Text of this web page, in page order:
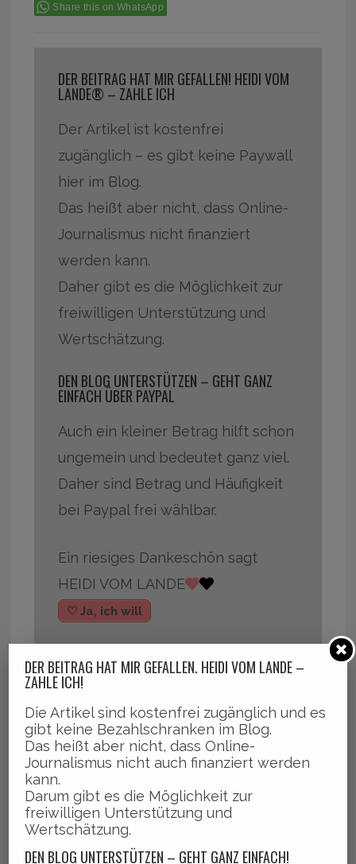
Share this on WhatsApp
DER BEITRAG HAT MIR GEFALLEN! HEIDI VOM
LANDE® – ZAHLE ICH
Der Artikel ist kostenfrei
zugänglich – es gibt keine Paywall
hier im Blog.
Das heißt aber nicht, dass Online-
Journalismus nicht finanziert
werden kann.
Daher gibt es die Möglichkeit zur
freiwilligen Unterstützung und
Wertschätzung.
DEN BLOG UNTERSTÜTZEN – GEHT GANZ
EINFACH ÜBER PAYPAL
Auch ein kleiner Betrag hilft schon
ungemein und bedeutet ganz viel.
Daher sind Betrag und Häufigkeit
bei Paypal frei wählbar.
Ein riesiges Dankeschön sagt
HEIDI VOM LANDE
♡ Ja, ich will
Bergedorf,Brookkehre, Fahrzeugdiebstahl,Frascatiplat
z,Nachrichten,Polizei,polnischer Autotransporter
DER BEITRAG HAT MIR GEFALLEN. HEIDI VOM LANDE –
ZAHLE ICH!
Die Artikel sind kostenfrei zugänglich und es
gibt keine Bezahlschranken im Blog.
Das heißt aber nicht, dass Online-
Journalismus nicht auch finanziert werden
kann.
Darum gibt es die Möglichkeit zur
freiwilligen Unterstützung und
Wertschätzung.
DEN BLOG UNTERSTÜTZEN – GEHT GANZ EINFACH!